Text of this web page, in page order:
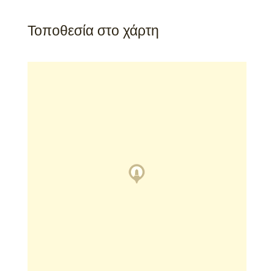
Τοποθεσία στο χάρτη